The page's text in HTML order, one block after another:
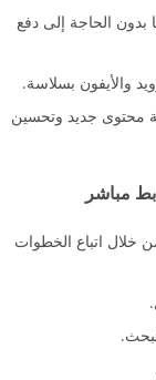
بدون الحاجة إلى دفع
والأيفون بسلاسة.
محتوى جديد وتحسين
خلال اتباع الخطوات